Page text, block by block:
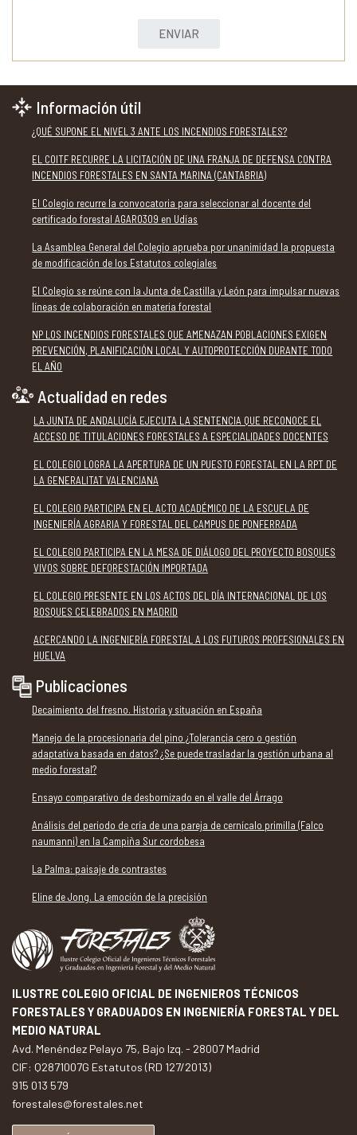
ENVIAR
Información útil
¿QUÉ SUPONE EL NIVEL 3 ANTE LOS INCENDIOS FORESTALES?
EL COITF RECURRE LA LICITACIÓN DE UNA FRANJA DE DEFENSA CONTRA
INCENDIOS FORESTALES EN SANTA MARINA (CANTABRIA)
El Colegio recurre la convocatoria para seleccionar al docente del
certificado forestal AGAR0309 en Udías
La Asamblea General del Colegio aprueba por unanimidad la propuesta
de modificación de los Estatutos colegiales
El Colegio se reúne con la Junta de Castilla y León para impulsar nuevas
líneas de colaboración en materia forestal
NP LOS INCENDIOS FORESTALES QUE AMENAZAN POBLACIONES EXIGEN
PREVENCIÓN, PLANIFICACIÓN LOCAL Y AUTOPROTECCIÓN DURANTE TODO
EL AÑO
Actualidad en redes
LA JUNTA DE ANDALUCÍA EJECUTA LA SENTENCIA QUE RECONOCE EL
ACCESO DE TITULACIONES FORESTALES A ESPECIALIDADES DOCENTES
EL COLEGIO LOGRA LA APERTURA DE UN PUESTO FORESTAL EN LA RPT DE
LA GENERALITAT VALENCIANA
EL COLEGIO PARTICIPA EN EL ACTO ACADÉMICO DE LA ESCUELA DE
INGENIERÍA AGRARIA Y FORESTAL DEL CAMPUS DE PONFERRADA
EL COLEGIO PARTICIPA EN LA MESA DE DIÁLOGO DEL PROYECTO BOSQUES
VIVOS SOBRE DEFORESTACIÓN IMPORTADA
EL COLEGIO PRESENTE EN LOS ACTOS DEL DÍA INTERNACIONAL DE LOS
BOSQUES CELEBRADOS EN MADRID
ACERCANDO LA INGENIERÍA FORESTAL A LOS FUTUROS PROFESIONALES EN
HUELVA
Publicaciones
Decaimiento del fresno. Historia y situación en España
Manejo de la procesionaria del pino ¿Tolerancia cero o gestión
adaptativa basada en datos? ¿Se puede trasladar la gestión urbana al
medio forestal?
Ensayo comparativo de desbornizado en el valle del Árrago
Análisis del periodo de cría de una pareja de cernícalo primilla (Falco
naumanni) en la Campiña Sur cordobesa
La Palma: paisaje de contrastes
Eline de Jong. La emoción de la precisión
ILUSTRE COLEGIO OFICIAL DE INGENIEROS TÉCNICOS
FORESTALES Y GRADUADOS EN INGENIERÍA FORESTAL Y DEL
MEDIO NATURAL
Avd. Menéndez Pelayo 75, Bajo Izq. - 28007 Madrid
CIF: Q2871007G Estatutos (RD 127/2013)
915 013 579
forestales@forestales.net